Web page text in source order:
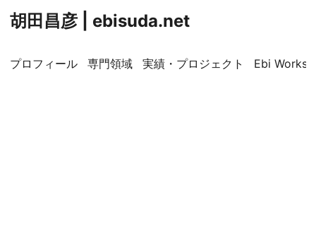
胡田昌彦 | ebisuda.net
プロフィール 専門領域 実績・プロジェクト Ebi